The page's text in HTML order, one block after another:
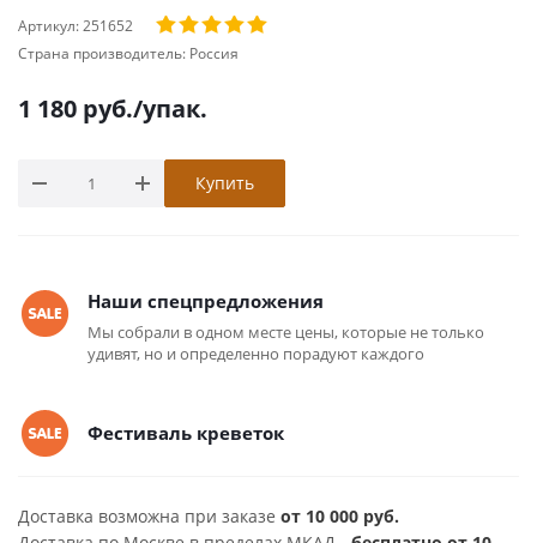
Артикул:251652
Страна производитель: Россия
1 180 руб./упак.
Купить
Наши спецпредложения
Мы собрали в одном месте цены, которые не только
удивят, но и определенно порадуют каждого
Фестиваль креветок
Доставка возможна при заказе от 10 000 руб.